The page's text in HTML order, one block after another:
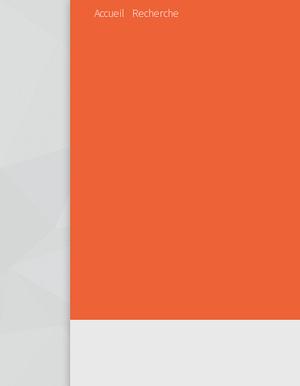
Accueil Recherche